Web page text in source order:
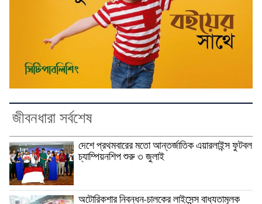
জীবনধারা সর্বশেষ
দেশে প্রথমবারের মতো আন্তর্জাতিক এয়ারলাইন্স ফুটবল
চ্যাম্পিয়নশিপ শুরু ৩ জুলাই